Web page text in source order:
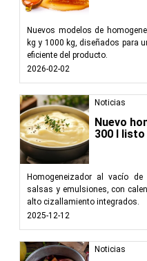
Nuevos modelos de
kg y 1000 kg, diseñados para
eficiente del producto.
2026-02-02
Noticias
Nuevo
300 l
Homogeneizador al vacío
salsas y emulsiones, con
alto cizallamiento integrados.
2025-12-12
Noticias